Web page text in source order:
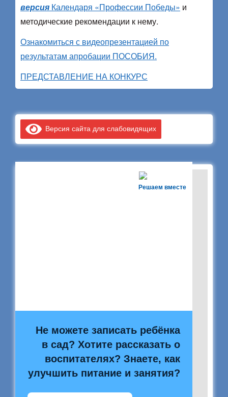
версия Календаря «Профессии Победы» и
методические рекомендации к нему.
Ознакомиться с видеопрезентацией по
результатам апробации ПОСОБИЯ.
ПРЕДСТАВЛЕНИЕ НА КОНКУРС
Версия сайта для слабовидящих
Решаем вместе
Не можете записать ребёнка
в сад? Хотите рассказать о
воспитателях? Знаете, как
улучшить питание и занятия?